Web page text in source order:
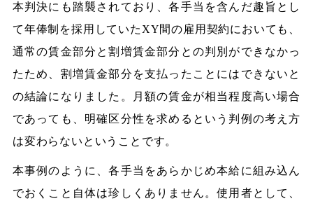
本判決にも踏襲されており、各手当を含んだ趣旨とし
て年俸制を採用していたXY間の雇用契約においても、
通常の賃金部分と割増賃金部分との判別ができなかっ
たため、割増賃金部分を支払ったことにはできないと
の結論になりました。月額の賃金が相当程度高い場合
であっても、明確区分性を求めるという判例の考え方
は変わらないということです。
本事例のように、各手当をあらかじめ本給に組み込ん
でおくこと自体は珍しくありません。使用者として、